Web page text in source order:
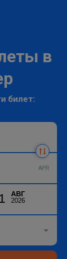
в
билет:
APR
АВГ
2026